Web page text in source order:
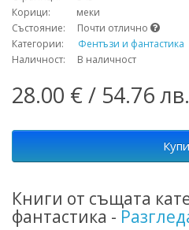
Корици: меки
Състояние: Почти отлично
Категории: Фентъзи и фантастика
Наличност: В наличност
28.00 € / 54.76 лв.
Купи
Книги от същата
фантастика -